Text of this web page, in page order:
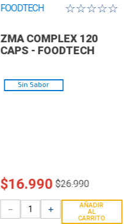
FOODTECH ☆☆☆☆☆
ZMA COMPLEX 120
CAPS - FOODTECH
Sin Sabor
$16.990 $26.990
＋
－
AÑADIR
AL
CARRITO